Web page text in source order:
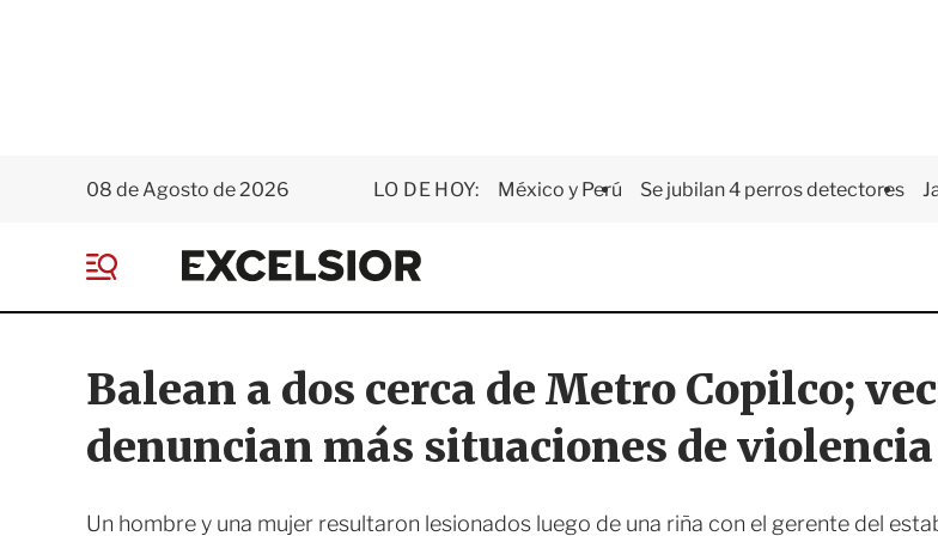
08 de Agosto de 2026 LO DE HOY: México y Perú Se jubilan 4 perros detectores
E
x
e
i
o
e
Balean a dos cerca de Metro Copilco;
denuncian más situaciones de violencia
Un hombre y una mujer resultaron lesionados luego de una riña con el gerente del